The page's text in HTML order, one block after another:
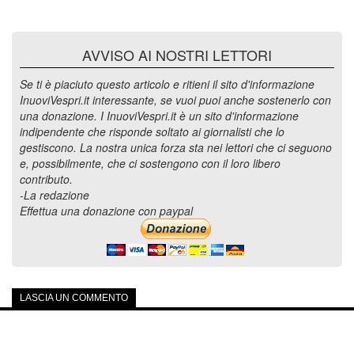
AVVISO AI NOSTRI LETTORI
Se ti è piaciuto questo articolo e ritieni il sito d'informazione
InuoviVespri.it interessante, se vuoi puoi anche sostenerlo con
una donazione. I InuoviVespri.it è un sito d'informazione
indipendente che risponde soltato ai giornalisti che lo
gestiscono. La nostra unica forza sta nei lettori che ci seguono
e, possibilmente, che ci sostengono con il loro libero
contributo.
-La redazione
Effettua una donazione con paypal
LASCIA UN COMMENTO